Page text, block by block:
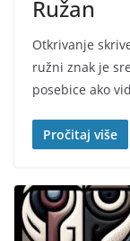
Ružan
Otkrivanje
ružni znak je
posebice ako
Pročitaj više